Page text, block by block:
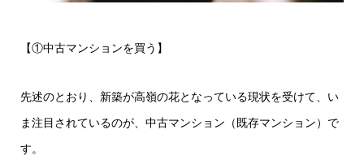
【①中古マンションを買う】
先述のとおり、新築が高嶺の花となっている現状を受けて、い
ま注目されているのが、中古マンション（既存マンション）で
す。